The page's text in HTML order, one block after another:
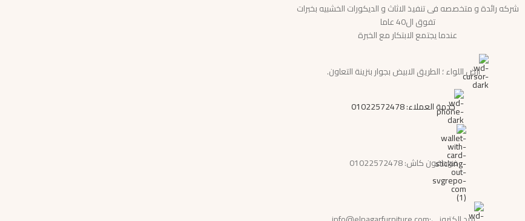
شركه رائدة و متخصصه فى تنفيذ الاثاث و الديكورات الخشبيه بخبرات
تفوق ال40 عاما
عندما يجتمع الابتكار مع الخبرة
ارض اللواء ؛ الطريق الابيض بجوار بنزينة التعاون.
خدمة العملاء: 01022572478
فودافون كاش: 01022572478